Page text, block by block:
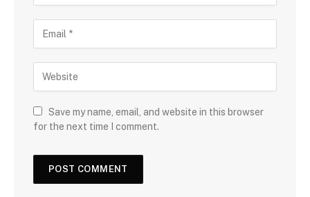
Save my name, email, and website in this browser
for the next time I comment.